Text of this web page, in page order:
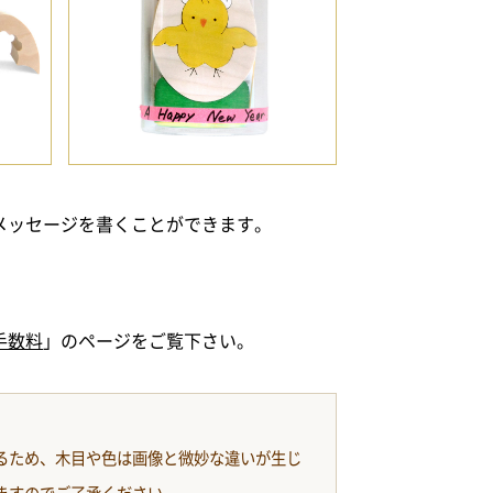
セージを書くことができます。
数料」のページをご覧下さい。
め、木目や色は画像と微妙な違いが生じ